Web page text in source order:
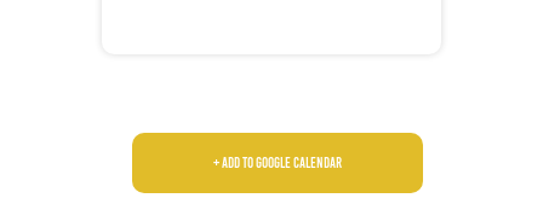
+ Add to Google Calendar